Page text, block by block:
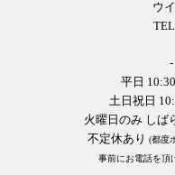
ウ
平日
土日祝日
火曜日のみ しば
不定休あり (都度
事前にお電話を頂